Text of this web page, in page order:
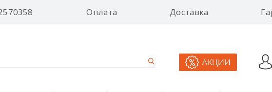
Оплата Доставка
АКЦИИ